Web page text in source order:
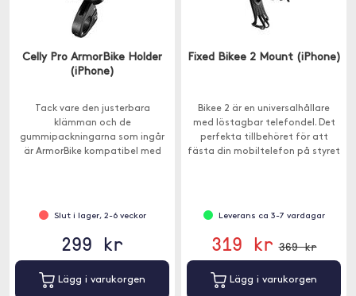
Celly Pro ArmorBike Holder
(iPhone)
Tack vare den justerbara
klämman och de
gummipackningarna som ingår
är ArmorBike kompatibel med
Slut i lager, 2-6 veckor
299 kr
Lägg i varukorgen
Fixed Bikee 2 Mount (iPhone)
Bikee 2 är en universalhållare
med löstagbar telefondel. Det
perfekta tillbehöret för att
fästa din mobiltelefon på styret
Leverans ca 3-7 vardagar
319 kr 369 kr
Lägg i varukorgen